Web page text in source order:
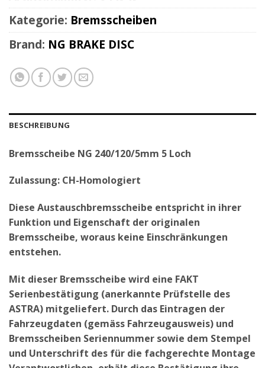
Kategorie: Bremsscheiben
Brand: NG BRAKE DISC
BESCHREIBUNG
Bremsscheibe NG 240/120/5mm 5 Loch
Zulassung: CH-Homologiert
Diese Austauschbremsscheibe entspricht in ihrer
Funktion und Eigenschaft der originalen
Bremsscheibe, woraus keine Einschränkungen
entstehen.
Mit dieser Bremsscheibe wird eine FAKT
Serienbestätigung (anerkannte Prüfstelle des
ASTRA) mitgeliefert. Durch das Eintragen der
Fahrzeugdaten (gemäss Fahrzeugausweis) und
Bremsscheiben Seriennummer sowie dem Stempel
und Unterschrift des für die fachgerechte Montage